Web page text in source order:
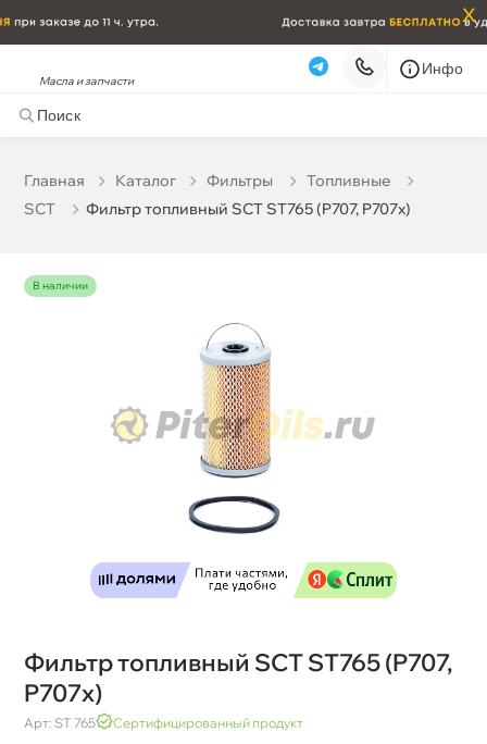
x
Масла и запчасти
Инфо
Главная Катало Фильтры
Топливные
SCT
Фильтр топливный SCT ST765 (P707, P707x)
наличии
Фильтр топливный SCT ST765 (P707,
P707x)
Арт: ST 765 Сертифицированный продукт